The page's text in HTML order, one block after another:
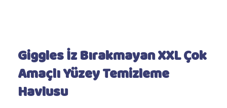
Giggles İz Bırakmayan XXL Çok
Amaçlı Yüzey Temizleme
Havlusu